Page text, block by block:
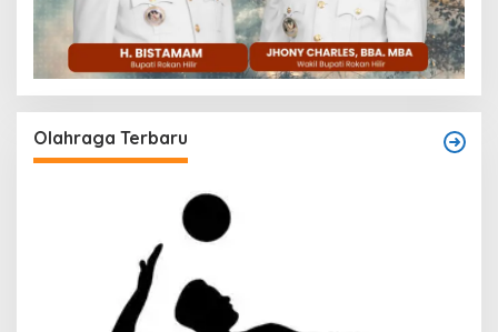
Olahraga Terbaru